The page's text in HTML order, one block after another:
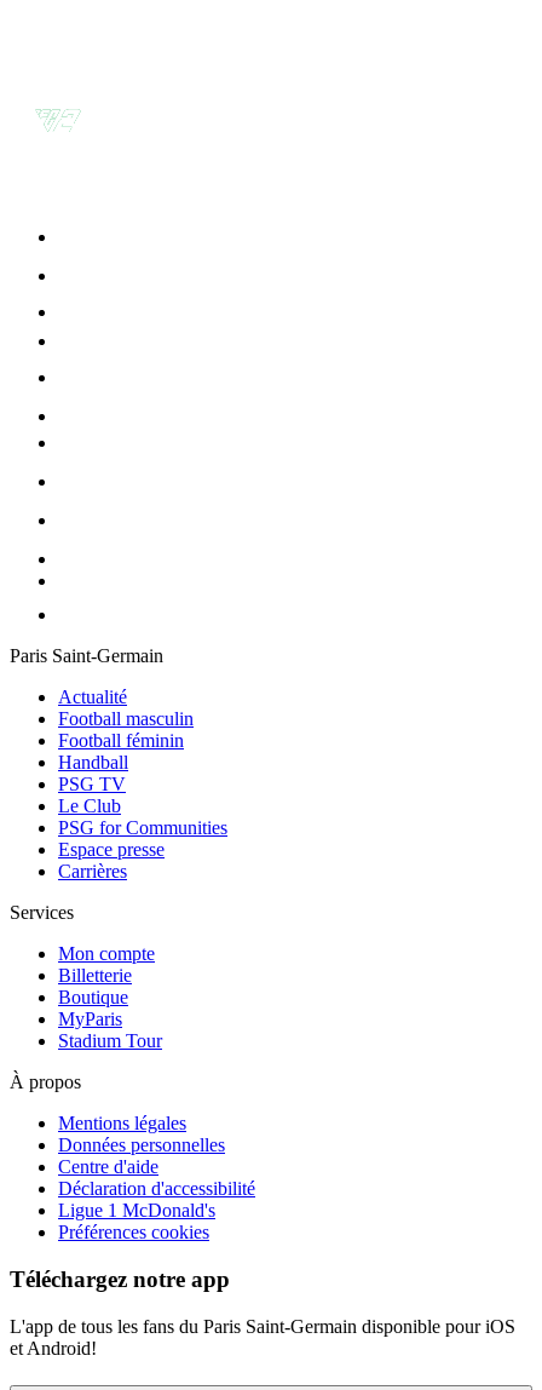
Paris Saint-Germain
Actualité
Football masculin
Football féminin
Handball
PSG TV
Le Club
PSG for Communities
Espace presse
Carrières
Services
Mon compte
Billetterie
Boutique
MyParis
Stadium Tour
À propos
Mentions légales
Données personnelles
Centre d'aide
Déclaration d'accessibilité
Ligue 1 McDonald's
Préférences cookies
Téléchargez notre app
L'app de tous les fans du Paris Saint-Germain disponible pour iOS
et Android!